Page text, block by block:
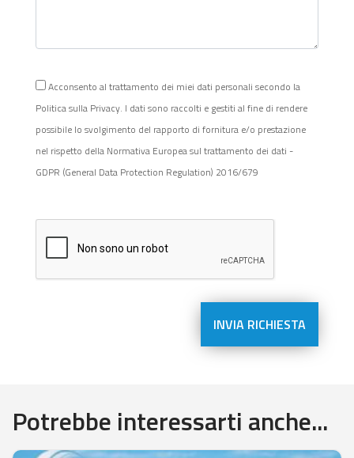
Acconsento al trattamento dei miei dati personali secondo la
Politica sulla Privacy. I dati sono raccolti e gestiti al fine di rendere
possibile lo svolgimento del rapporto di fornitura e/o prestazione
nel rispetto della Normativa Europea sul trattamento dei dati -
GDPR (General Data Protection Regulation) 2016/679
Potrebbe interessarti anche...